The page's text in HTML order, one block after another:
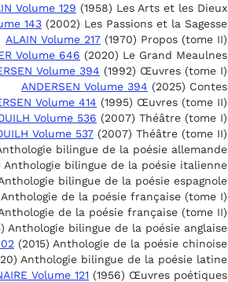
Volume 129 (1958) Les Arts et les Dieux
143 (2002) Les Passions et la Sagesse
ALAIN Volume 217 (1970) Propos (tome II)
Volume 646 (2020) Le Grand Meaulnes
Volume 394 (1992) Œuvres (tome I)
ANDERSEN Volume 394 (2025) Contes
Volume 414 (1995) Œuvres (tome II)
Volume 536 (2007) Théâtre (tome I)
Volume 537 (2007) Théâtre (tome II)
bilingue de la poésie allemande
Anthologie bilingue de la poésie italienne
bilingue de la poésie espagnole
de la poésie française (tome I)
de la poésie française (tome II)
Anthologie bilingue de la poésie anglaise
(2015) Anthologie de la poésie chinoise
Anthologie bilingue de la poésie latine
Volume 121 (1956) Œuvres poétiques